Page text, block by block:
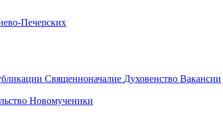
Священноначалие Духовенство Вакансии
Новомученики